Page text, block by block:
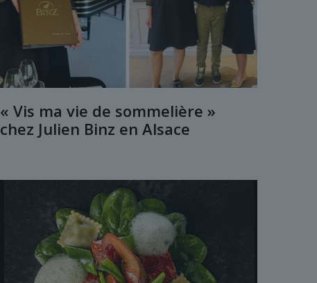
« Vis ma vie de sommelière »
chez Julien Binz en Alsace